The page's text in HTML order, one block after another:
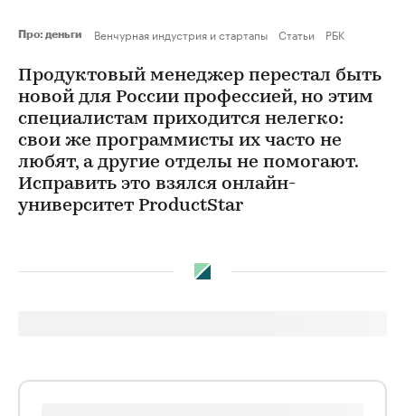
Про: деньги Венчурная индустрия и стартапы Статьи РБК
Продуктовый менеджер перестал быть
новой для России профессией, но этим
специалистам приходится нелегко:
свои же программисты их часто не
любят, а другие отделы не помогают.
Исправить это взялся онлайн-
университет ProductStar